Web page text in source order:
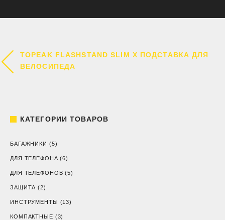
НАВИГАЦИЯ
ПО
ЗАПИСЯМ
TOPEAK FLASHSTAND SLIM X ПОДСТАВКА ДЛЯ
ВЕЛОСИПЕДА
КАТЕГОРИИ ТОВАРОВ
БАГАЖНИКИ (5)
ДЛЯ ТЕЛЕФОНА (6)
ДЛЯ ТЕЛЕФОНОВ (5)
ЗАЩИТА (2)
ИНСТРУМЕНТЫ (13)
КОМПАКТНЫЕ (3)